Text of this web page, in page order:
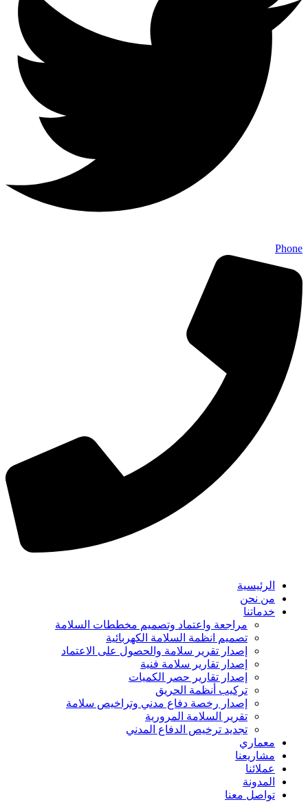
Phone
الرئيسية
من نحن
خدماتنا
مراجعة واعتماد وتصميم مخططات السلامة
تصميم انظمة السلامة الكهربائية
إصدار تقرير سلامة والحصول على الاعتماد
إصدار تقارير سلامة فنية
إصدار تقارير حصر الكميات
تركيب أنظمة الحريق
إصدار رخصة دفاع مدني وتراخيص سلامة
تقرير السلامة المرورية
تجديد ترخيص الدفاع المدني
معماري
مشاريعنا
عملائنا
المدونة
تواصل معنا